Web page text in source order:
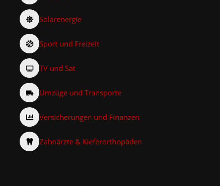
Solarenergie
Sport und Freizeit
TV und Sat
Umzüge und Transporte
Versicherungen und Finanzen
Zahnärzte & Kieferorthopäden